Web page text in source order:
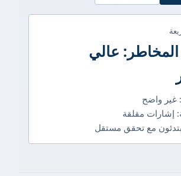
عالي
غير واضح
إشارات مقلقة
مع تحقق مستقل